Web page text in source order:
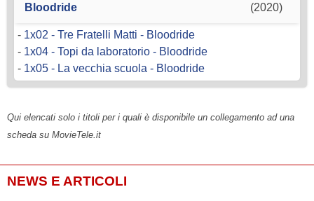
Bloodride (2020)
- 1x02 - Tre Fratelli Matti - Bloodride
- 1x04 - Topi da laboratorio - Bloodride
- 1x05 - La vecchia scuola - Bloodride
Qui elencati solo i titoli per i quali è disponibile un collegamento ad una
scheda su MovieTele.it
NEWS E ARTICOLI